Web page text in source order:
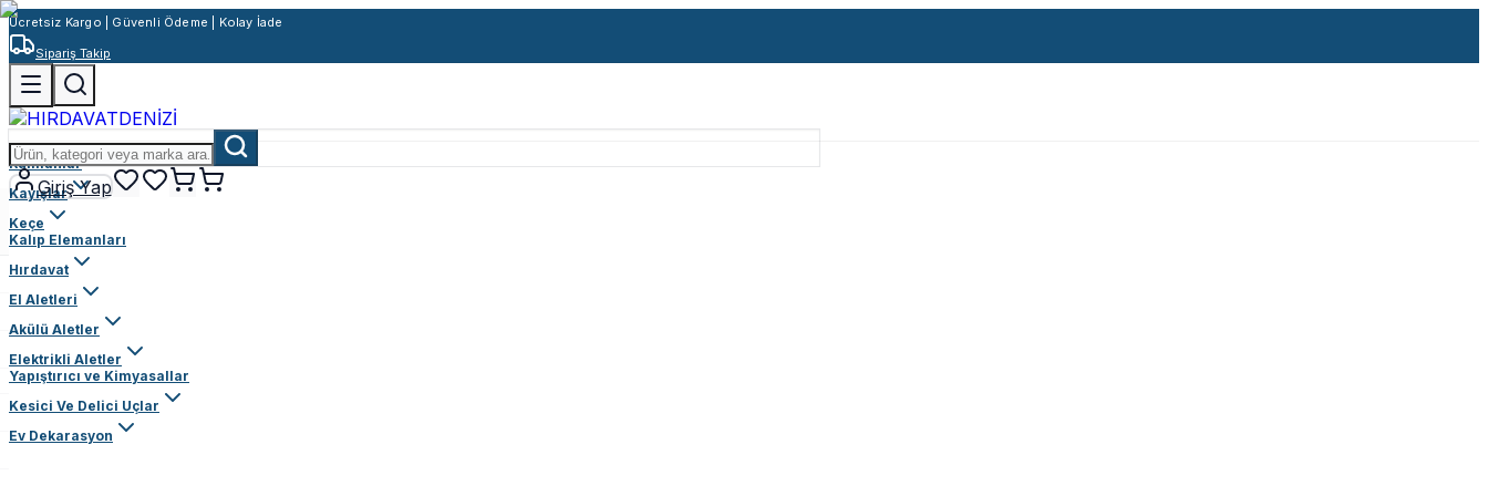
Ücretsiz Kargo | Güvenli Ödeme | Kolay İade
Sipariş Takip
Giriş Yap
Rulmanlar
Kayışlar
Keçe
Kalıp Elemanları
Hırdavat
El Aletleri
Akülü Aletler
Elektrikli Aletler
Yapıştırıcı ve Kimyasallar
Kesici Ve Delici Uçlar
Ev Dekarasyon